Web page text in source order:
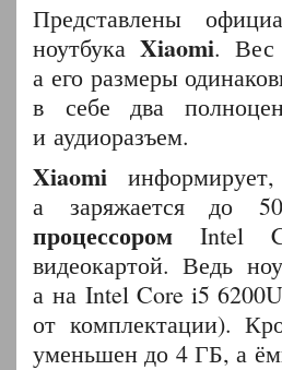
Представлены
ноутбукаXiaomi. Вес
а его размеры
в себе два
и аудиоразъем.
Xiaomi
а заряжается до
процессором Intel
видеокартой. Ведь
а на Intel Core i5
от комплектации).
уменьшен до 4 ГБ, а